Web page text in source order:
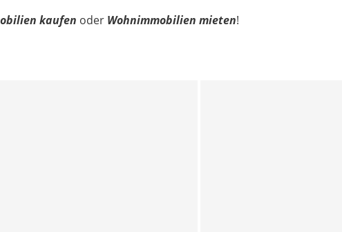
kaufen oder Wohnimmobilien mieten!